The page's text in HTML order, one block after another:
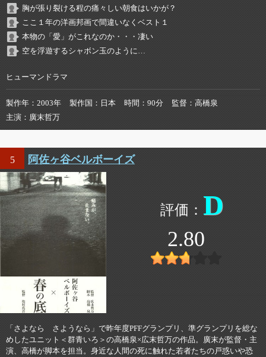
胸が張り裂ける程の痛々しい朝食はいかが？
ここ１年の洋画邦画で間違いなくベスト１
本物の「愛」がこれなのか・・・凄い
空を浮遊するシャボン玉のように…
ヒューマンドラマ
製作年 2003年 製作国 日本 時間 90分 監督
高橋泉
主演
廣末哲万
5 阿佐ヶ谷ベルボーイズ
D
2.80
「さよなら さようなら」で昨年度PFFグランプリ、準グランプリを総な
めしたユニット＜群青いろ＞の高橋泉×広末哲万の作品。廣末が監督・主
演、高橋が脚本を担当。身近な人間の死に触れた若者たちの戸惑いや恐